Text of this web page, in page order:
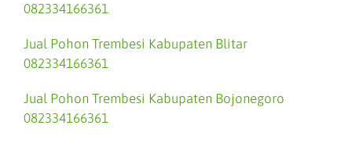
082334166361
Jual Pohon Trembesi Kabupaten Blitar
082334166361
Jual Pohon Trembesi Kabupaten Bojonegoro
082334166361